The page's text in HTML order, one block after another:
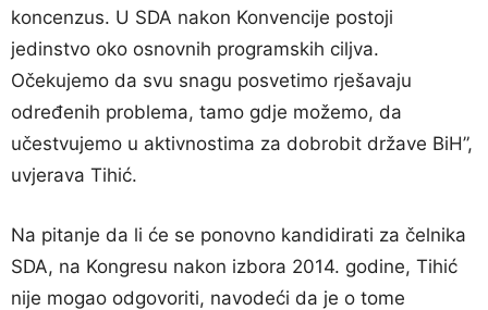
koncenzus. U SDA nakon Konvencije postoji
jedinstvo oko osnovnih programskih ciljva.
Očekujemo da svu snagu posvetimo rješavaju
određenih problema, tamo gdje možemo, da
učestvujemo u aktivnostima za dobrobit države BiH”,
uvjerava Tihić.
Na pitanje da li će se ponovno kandidirati za čelnika
SDA, na Kongresu nakon izbora 2014. godine, Tihić
nije mogao odgovoriti, navodeći da je o tome